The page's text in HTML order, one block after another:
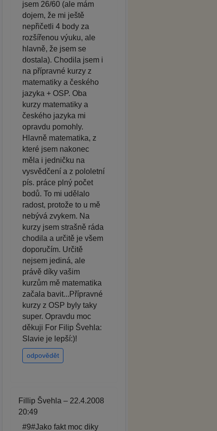
jsem 26/60 (ale mám
dojem, že mi ještě
nepřičetli 4 body za
rozšířenou výuku, ale
hlavně, že jsem se
dostala). Chodila jsem i
na přípravné kurzy z
matematiky a českého
jazyka + OSP. Oba
kurzy matematiky a
českého jazyka mi
opravdu pomohly.
Hlavně matematika, z
které jsem nakonec
měla i jedničku na
vysvědčení a z pololetní
pís. práce plný počet
bodů. To mi udělalo
radost, protože to u mě
nebývá zvykem. Na
kurzy jsem strašně ráda
chodila a určitě je všem
doporučím. Určitě
nejsem jediná, ale
právě díky vašim
kurzům mě matematika
začala bavit...Přípravné
kurzy z OSP byly taky
super. Opravdu moc
děkuji For Filip Švehla:
Slavie je lepší:)!
odpovědět
Fillip Švehla – 22.4.2008
20:49
#9#Jako fakt moc diky